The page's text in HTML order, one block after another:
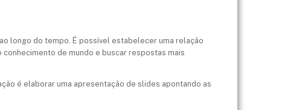
longo do tempo. É possível estabelecer uma relação
conhecimento de mundo e buscar respostas mais
é elaborar uma apresentação de slides apontando as